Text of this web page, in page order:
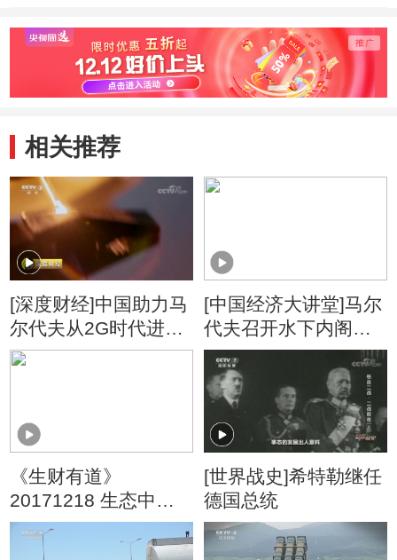
内阁
相关推荐
[深度财经]中国助力马
尔代夫从2G时代进入
4G时代
[中国经济大讲堂]马尔
代夫召开水下内阁会
议
《生财有道》
20171218 生态中国
系列（沿海行）——
福建平潭：原生态海
[世界战史]希特勒继任
德国总统